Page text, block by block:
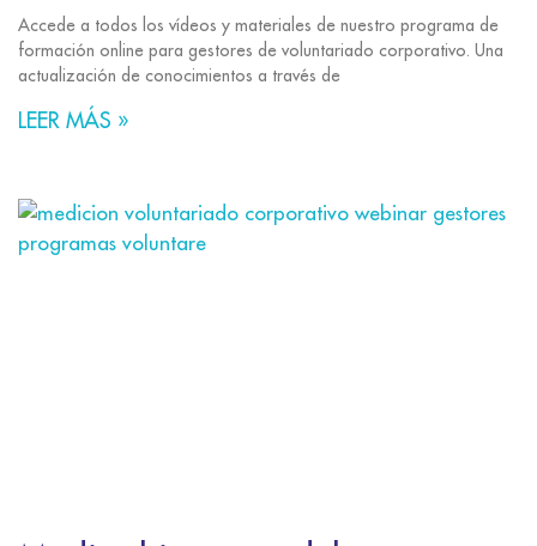
Accede a todos los vídeos y materiales de nuestro programa de
formación online para gestores de voluntariado corporativo. Una
actualización de conocimientos a través de
LEER MÁS »